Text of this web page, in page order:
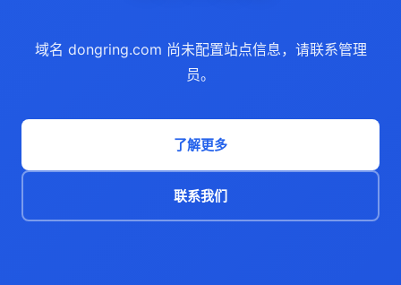
域名 dongring.com 尚未配置站点信息，请联系管理
员。
了解更多
联系我们